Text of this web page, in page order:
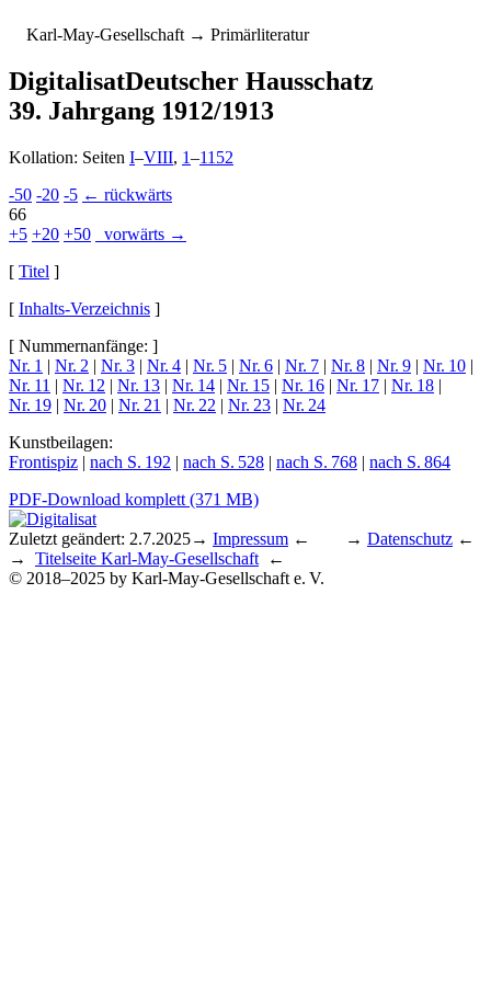
Karl-May-Gesellschaft → Primärliteratur
DigitalisatDeutscher Hausschatz
39. Jahrgang 1912/1913
Kollation: Seiten I–VIII, 1–1152
-50 -20 -5 ← rückwärts
66
+5 +20 +50
vorwärts →
[ Titel ]
[ Inhalts-Verzeichnis ]
[ Nummernanfänge: ]
Nr. 1 | Nr. 2 | Nr. 3 | Nr. 4 | Nr. 5 | Nr. 6 | Nr. 7 | Nr. 8 | Nr. 9 | Nr. 10 |
Nr. 11 | Nr. 12 | Nr. 13 | Nr. 14 | Nr. 15 | Nr. 16 | Nr. 17 | Nr. 18 |
Nr. 19 | Nr. 20 | Nr. 21 | Nr. 22 | Nr. 23 | Nr. 24
Kunstbeilagen:
Frontispiz | nach S. 192 | nach S. 528 | nach S. 768 | nach S. 864
PDF-Download komplett (371 MB)
Zuletzt geändert: 2.7.2025→ Impressum ← → Datenschutz ←
→ Titelseite Karl-May-Gesellschaft ←
© 2018–2025 by Karl-May-Gesellschaft e. V.